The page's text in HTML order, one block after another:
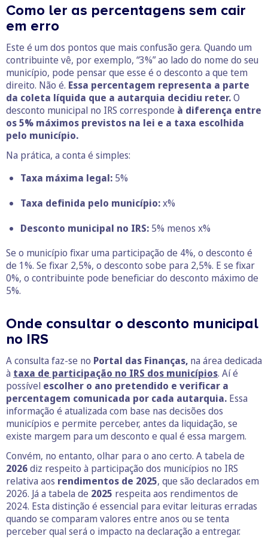
Como ler as percentagens sem cair
em erro
Este é um dos pontos que mais confusão gera. Quando um
contribuinte vê, por exemplo, “3%” ao lado do nome do seu
município, pode pensar que esse é o desconto a que tem
direito. Não é. Essa percentagem representa a parte
da coleta líquida que a autarquia decidiu reter.O
desconto municipal no IRS corresponde à diferença entre
os 5% máximos previstos na lei e a taxa escolhida
pelo município.
Na prática, a conta é simples:
Taxa máxima legal: 5%
Taxa definida pelo município:x%
Desconto municipal no IRS: 5% menos x%
Se o município fixar uma participação de 4%, o desconto é
de 1%. Se fixar 2,5%, o desconto sobe para 2,5%. E se fixar
0%, o contribuinte pode beneficiar do desconto máximo de
5%.
Onde consultar o desconto municipal
no IRS
A consulta faz-se no Portal das Finanças, na área dedicada
à taxa de participação no IRS dos municípios. Aí é
possível escolher o ano pretendido e verificar a
percentagem comunicada por cada autarquia. Essa
informação é atualizada com base nas decisões dos
municípios e permite perceber, antes da liquidação, se
existe margem para um desconto e qual é essa margem.
Convém, no entanto, olhar para o ano certo. A tabela de
2026diz respeito à participação dos municípios no IRS
relativa aos rendimentos de 2025, que são declarados em
2026. Já a tabela de 2025 respeita aos rendimentos de
2024. Esta distinção é essencial para evitar leituras erradas
quando se comparam valores entre anos ou se tenta
perceber qual será o impacto na declaração a entregar.